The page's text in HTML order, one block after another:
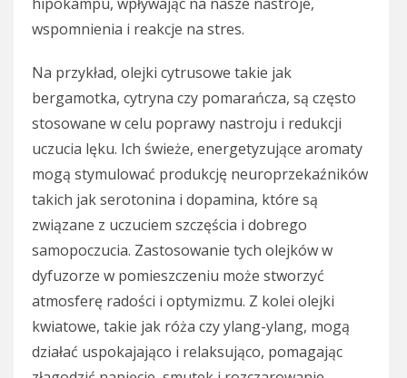
wspomnienia i reakcje na stres.
Na przykład, olejki cytrusowe takie jak
bergamotka, cytryna czy pomarańcza, są często
stosowane w celu poprawy nastroju i redukcji
uczucia lęku. Ich świeże, energetyzujące aromaty
mogą stymulować produkcję neuroprzekaźników
takich jak serotonina i dopamina, które są
związane z uczuciem szczęścia i dobrego
samopoczucia. Zastosowanie tych olejków w
dyfuzorze w pomieszczeniu może stworzyć
atmosferę radości i optymizmu. Z kolei olejki
kwiatowe, takie jak róża czy ylang-ylang, mogą
działać uspokajająco i relaksująco, pomagając